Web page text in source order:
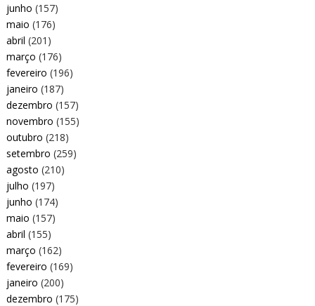
junho (157)
maio (176)
abril (201)
março (176)
fevereiro (196)
janeiro (187)
dezembro (157)
novembro (155)
outubro (218)
setembro (259)
agosto (210)
julho (197)
junho (174)
maio (157)
abril (155)
março (162)
fevereiro (169)
janeiro (200)
dezembro (175)